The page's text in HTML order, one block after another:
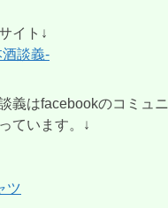
イト↓
談義-
義はfacebookのコミュニ
ています。↓
ツ